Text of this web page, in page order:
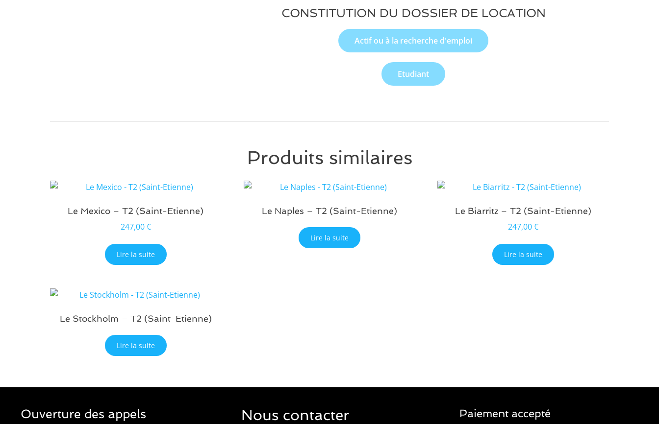
CONSTITUTION DU DOSSIER DE LOCATION
Actif ou à la recherche d'emploi
Etudiant
Produits similaires
Le Mexico – T2 (Saint-Etienne)
247,00€
Lire la suite
Le Naples – T2 (Saint-Etienne)
Lire la suite
Le Biarritz – T2 (Saint-Etienne)
247,00€
Lire la suite
Le Stockholm – T2 (Saint-Etienne)
Lire la suite
Ouverture des appels Nous contacter Paiement accepté